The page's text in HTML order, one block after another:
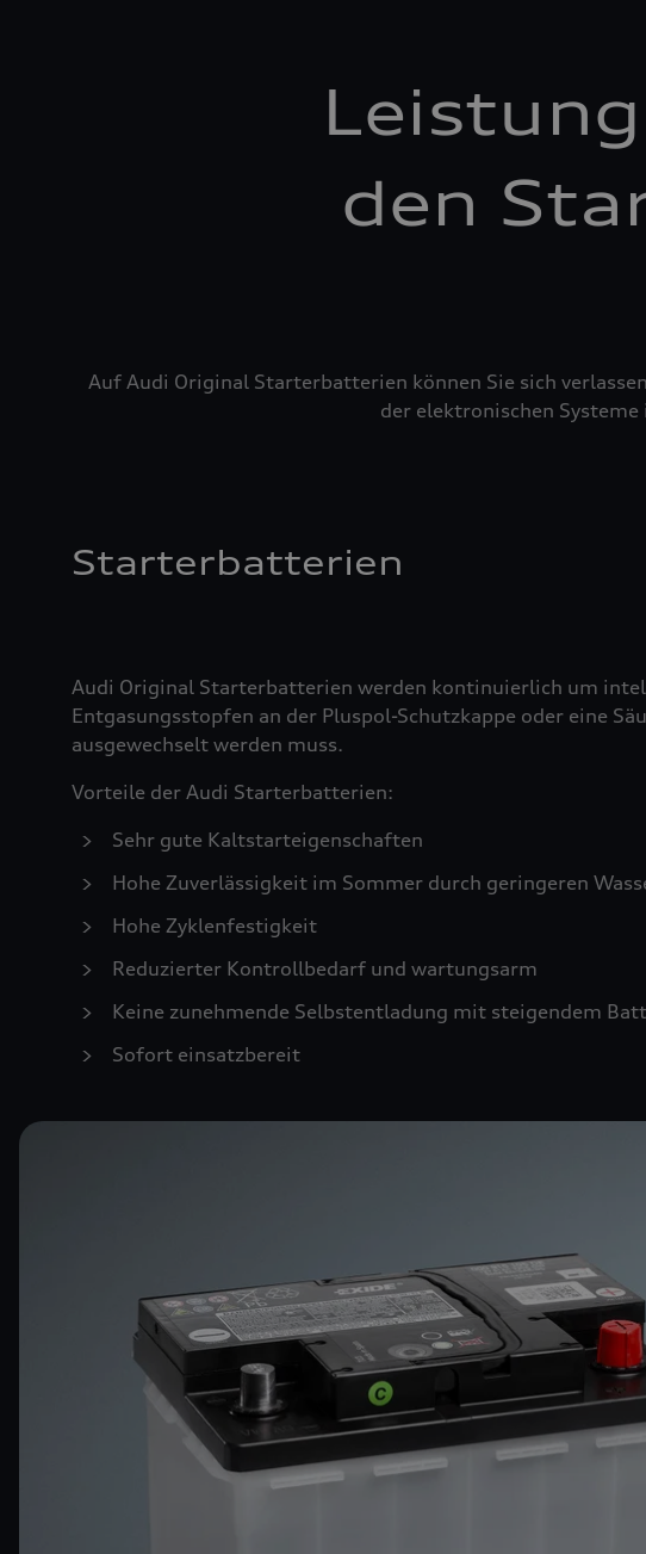
den
Auf Audi Original Starterbatterien können Sie sich
der elektronischen
Starterbatterien
Audi Original Starterbatterien werden kontinuierlich um
Entgasungsstopfen an der Pluspol-Schutzkappe oder eine
ausgewechselt werden muss.
Vorteile der Audi Starterbatterien:
Sehr gute Kaltstarteigenschaften
Hohe Zuverlässigkeit im Sommer durch geringeren
Hohe Zyklenfestigkeit
Reduzierter Kontrollbedarf und wartungsarm
Keine zunehmende Selbstentladung mit steigendem
Sofort einsatzbereit